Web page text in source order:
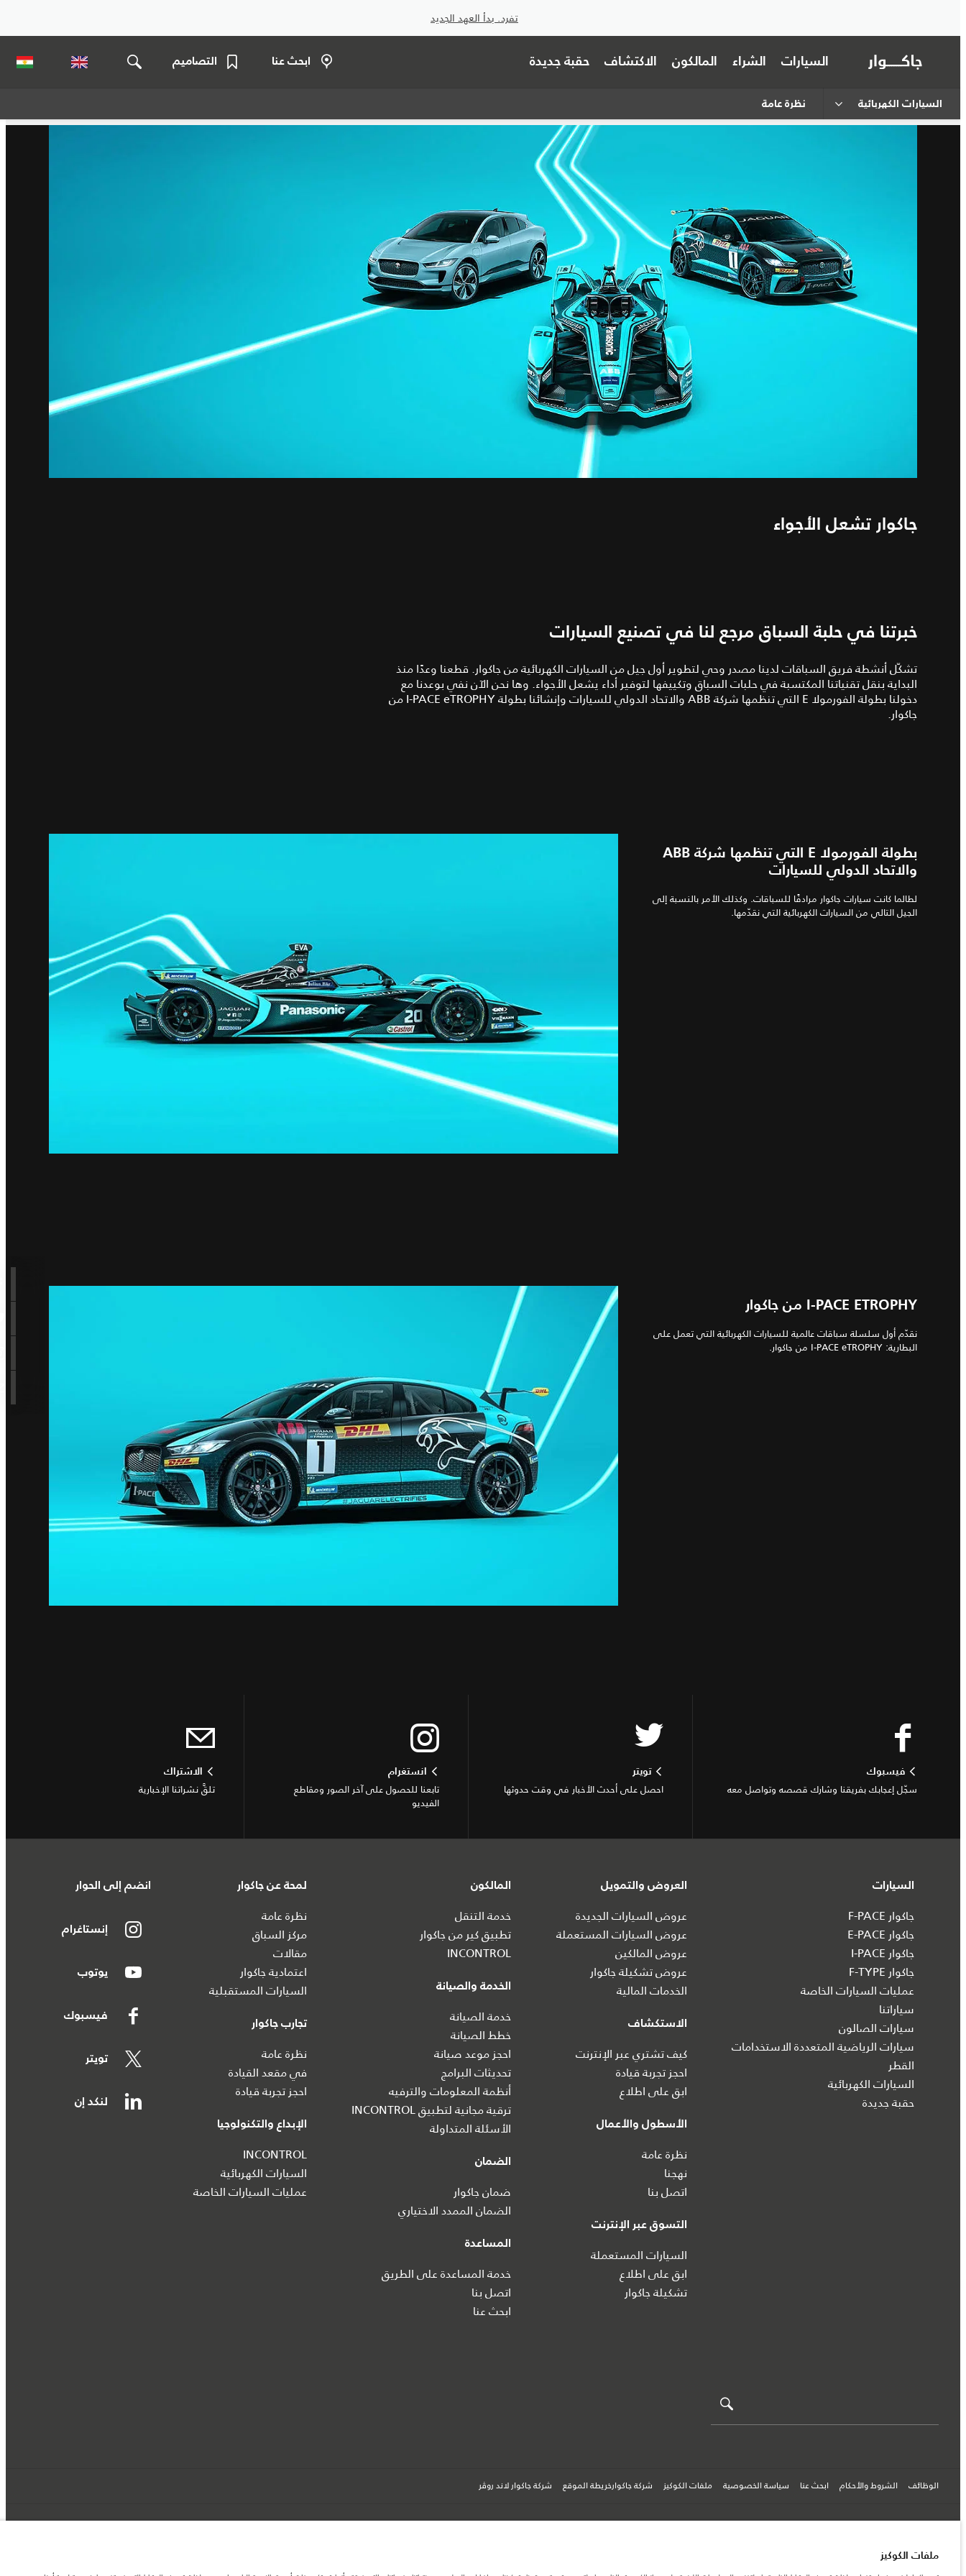
تفرد. بدأ العهد الجديد
السيارات الشراء المالكون الاكتشاف حقبة جديدة ابحث عنا التصاميم
السيارات الكهربائية نظرة عامة
جاكوار تشعل الأجواء
خبرتنا في حلبة السباق مرجع لنا في تصنيع السيارات
تشكّل أنشطة فريق السباقات لدينا مصدر وحي لتطوير أول جيل من السيارات الكهربائية من جاكوار. قطعنا وعدًا منذ
البداية بنقل تقنياتنا المكتسبة في حلبات السباق وتكييفها لتوفير أداء يشعل الأجواء. وها نحن الآن نفي بوعدنا مع
دخولنا بطولة الفورمولا E التي تنظمها شركة ABB والاتحاد الدولي للسيارات وإنشائنا بطولة I‑PACE eTROPHY من
جاكوار.
بطولة الفورمولا E التي تنظمها شركة ABB
والاتحاد الدولي للسيارات
لطالما كانت سيارات جاكوار مرادفًا للسباقات. وكذلك الأمر بالنسبة إلى
الجيل التالي من السيارات الكهربائية التي نقدّمها.
I‑PACE ETROPHY من جاكوار
نقدّم أول سلسلة سباقات عالمية للسيارات الكهربائية التي تعمل على
البطارية: I‑PACE eTROPHY من جاكوار.
فيسبوك
سجّل إعجابك بفريقنا وشارك قصصه وتواصل معه
تويتر
احصل على أحدث الأخبار في وقت حدوثها
انستغرام
تابعنا للحصول على آخر الصور ومقاطع
الفيديو
الاشتراك
تلقَّ نشراتنا الإخبارية
السيارات
جاكوار F-PACE
جاكوار E-PACE
جاكوار I‑PACE
جاكوار F-TYPE
عمليات السيارات الخاصة
سياراتنا
سيارات الصالون
سيارات الرياضية المتعددة الاستخدامات
القطر
السيارات الكهربائية
حقبة جديدة
العروض والتمويل
عروض السيارات الجديدة
عروض السيارات المستعملة
عروض المالكين
عروض تشكيلة جاكوار
الخدمات المالية
الاستكشاف
كيف تشتري عبر الإنترنت
احجز تجربة قيادة
ابق على اطلاع
الأسطول والأعمال
نظرة عامة
نهجنا
اتصل بنا
التسوق عبر الإنترنت
السيارات المستعملة
ابق على اطلاع
تشكيلة جاكوار
المالكون
خدمة التنقل
تطبيق كير من جاكوار
INCONTROL
الخدمة والصيانة
خدمة الصيانة
خطط الصيانة
احجز موعد صيانة
تحديثات البرامج
أنظمة المعلومات والترفيه
ترقية مجانية لتطبيق INCONTROL
الأسئلة المتداولة
الضمان
ضمان جاكوار
الضمان الممدد الاختياري
المساعدة
خدمة المساعدة على الطريق
اتصل بنا
ابحث عنا
لمحة عن جاكوار
نظرة عامة
مركز السباق
مقالات
اعتمادية جاكوار
السيارات المستقبلية
تجارب جاكوار
نظرة عامة
في مقعد القيادة
احجز تجربة قيادة
الإبداع والتكنولوجيا
INCONTROL
السيارات الكهربائية
عمليات السيارات الخاصة
انضم إلى الحوار
إنستاغرام
يوتوب
فيسبوك
تويتر
لنكد إن
الوظائف الشروط والأحكام ابحث عنا سياسة الخصوصية ملفات الكوكيز شركة جاكوارخريطة الموقع شركة جاكوار لاند روڤر
العراق, شركة سردار للتجارة وسردار للوكالات التجارية والتجارة العامة
ملفات الكوكيز